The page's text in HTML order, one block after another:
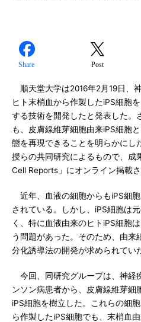
Share Post
順天堂大学は2016年2月19日、
ヒト末梢血から作製したiPS細胞
する技術を開発したと発表した。
も、皮膚線維芽細胞由来iPS細胞
態を再現できることを明らかにし
授らの共同研究によるもので、成
Cell Reports」にオンライン掲載さ
近年、血液の細胞からもiPS細
されている。しかし、iPS細胞は
く、特に血液由来のヒトiPS細胞
う問題があった。そのため、由
分化誘導法の開発が求められてい
今回、同研究グループは、神経
ンソン病患者から、皮膚線維芽細
iPS細胞を樹立した。これらの細
ら作製したiPS細胞でも、末梢血